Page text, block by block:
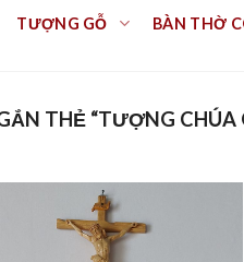
TƯỢNG GỖ BÀN THỜ
THẺ “TƯỢNG CHÚA